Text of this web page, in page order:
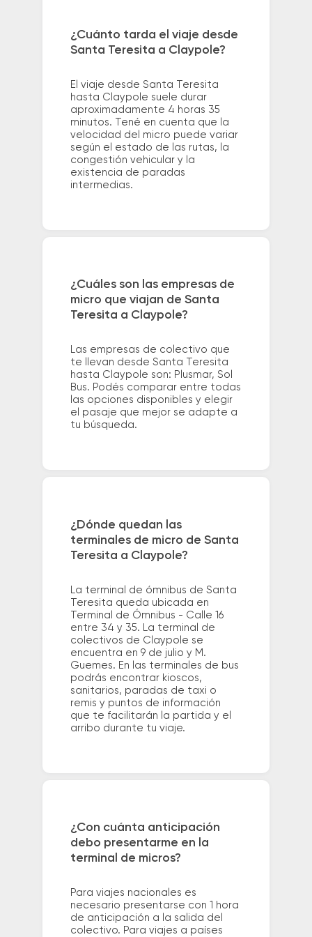
¿Cuánto tarda el viaje desde
Santa Teresita a Claypole?
El viaje desde Santa Teresita
hasta Claypole suele durar
aproximadamente 4 horas 35
minutos. Tené en cuenta que la
velocidad del micro puede variar
según el estado de las rutas, la
congestión vehicular y la
existencia de paradas
intermedias.
¿Cuáles son las empresas de
micro que viajan de Santa
Teresita a Claypole?
Las empresas de colectivo que
te llevan desde Santa Teresita
hasta Claypole son: Plusmar, Sol
Bus. Podés comparar entre todas
las opciones disponibles y elegir
el pasaje que mejor se adapte a
tu búsqueda.
¿Dónde quedan las
terminales de micro de Santa
Teresita a Claypole?
La terminal de ómnibus de Santa
Teresita queda ubicada en
Terminal de Ómnibus - Calle 16
entre 34 y 35. La terminal de
colectivos de Claypole se
encuentra en 9 de julio y M.
Guemes. En las terminales de bus
podrás encontrar kioscos,
sanitarios, paradas de taxi o
remis y puntos de información
que te facilitarán la partida y el
arribo durante tu viaje.
¿Con cuánta anticipación
debo presentarme en la
terminal de micros?
Para viajes nacionales es
necesario presentarse con 1 hora
de anticipación a la salida del
colectivo. Para viajes a países